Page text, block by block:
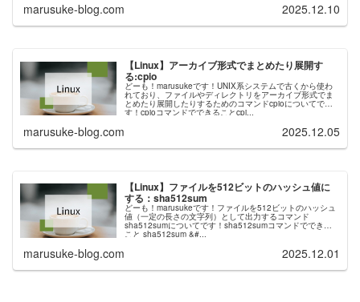
marusuke-blog.com 2025.12.10
【Linux】アーカイブ形式でまとめたり展開す
る:cpio
どーも！marusukeです！UNIX系システムで古くから使わ
れており、ファイルやディレクトリをアーカイブ形式でま
とめたり展開したりするためのコマンドcpioについてで
す！cpioコマンドでできることcpi...
marusuke-blog.com 2025.12.05
【Linux】ファイルを512ビットのハッシュ値に
する：sha512sum
どーも！marusukeです！ファイルを512ビットのハッシュ
値（一定の長さの文字列）として出力するコマンド
sha512sumについてです！sha512sumコマンドでできる
こと sha512sum &#...
marusuke-blog.com 2025.12.01